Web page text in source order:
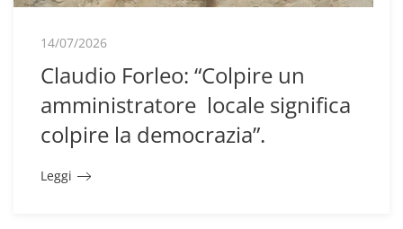
14/07/2026
Claudio Forleo: “Colpire un
amministratore locale significa
colpire la democrazia”.
Leggi